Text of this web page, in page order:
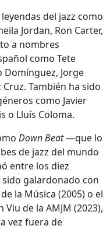
del jazz como
Jordan, Ron Carter,
a nombres
como Tete
Jorge
Cruz. También ha sido
como Javier
o Lluís Coloma.
Down Beat—que lo
de jazz del mundo
entre los diez
galardonado con
la Música (2005) o el
de la AMJM (2023),
vez fuera de